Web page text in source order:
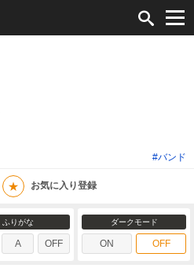
#バンド
★ お気に入り登録
ふりがな
A OFF
ダークモード
ON OFF